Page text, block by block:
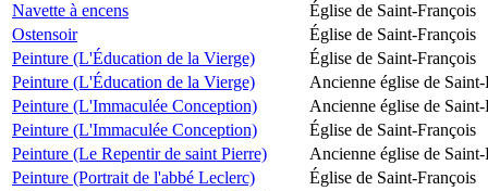
Navette à encens
Église de Saint-François
Ostensoir
Église de Saint-François
Peinture (L'Éducation de la Vierge)
Église de Saint-François
Peinture (L'Éducation de la Vierge)
Ancienne église de Saint-
Peinture (L'Immaculée Conception)
Ancienne église de Saint-
Peinture (L'Immaculée Conception)
Église de Saint-François
Peinture (Le Repentir de saint Pierre)
Ancienne église de Saint-
Peinture (Portrait de l'abbé Leclerc)
Église de Saint-François